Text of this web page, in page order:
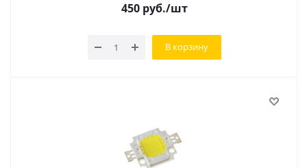
450руб./шт
В корзину